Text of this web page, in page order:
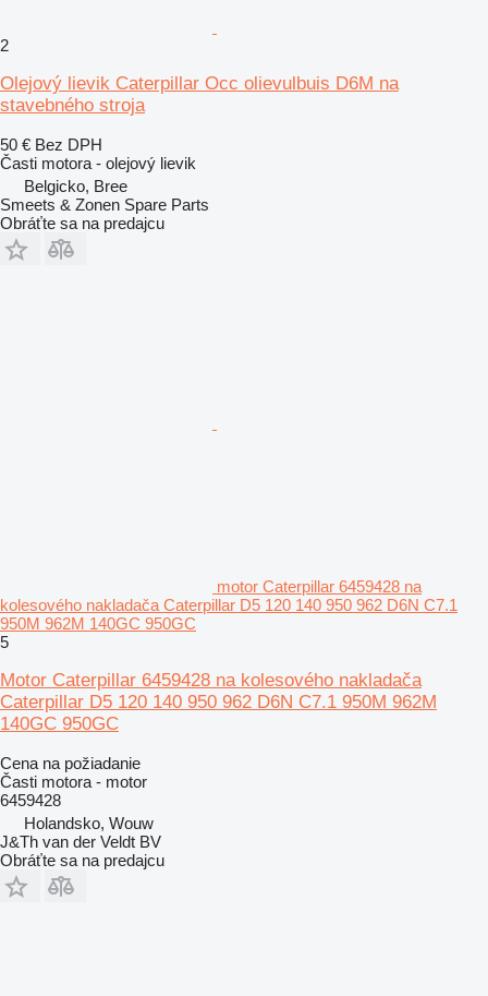
2
Olejový lievik Caterpillar Occ olievulbuis D6M na
stavebného stroja
50 € Bez DPH
Časti motora - olejový lievik
Belgicko, Bree
Smeets & Zonen Spare Parts
Obráťte sa na predajcu
motor Caterpillar 6459428 na
kolesového nakladača Caterpillar D5 120 140 950 962 D6N C7.1
950M 962M 140GC 950GC
5
Motor Caterpillar 6459428 na kolesového nakladača
Caterpillar D5 120 140 950 962 D6N C7.1 950M 962M
140GC 950GC
Cena na požiadanie
Časti motora - motor
6459428
Holandsko, Wouw
J&Th van der Veldt BV
Obráťte sa na predajcu